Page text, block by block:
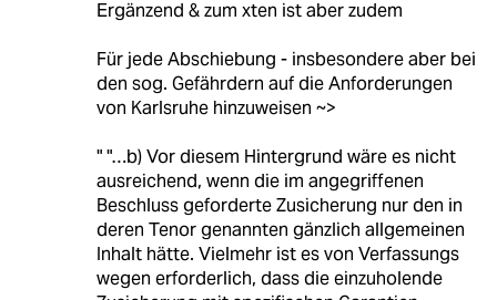
Ergänzend & zum xten ist aber zudem
Für jede Abschiebung - insbesondere aber bei
den sog. Gefährdern auf die Anforderungen
von Karlsruhe hinzuweisen ~>
" "…b) Vor diesem Hintergrund wäre es nicht
ausreichend, wenn die im angegriffenen
Beschluss geforderte Zusicherung nur den in
deren Tenor genannten gänzlich allgemeinen
Inhalt hätte. Vielmehr ist es von Verfassungs
wegen erforderlich, dass die einzuholende